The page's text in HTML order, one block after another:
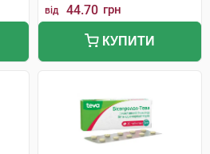
від 44.70 грн
КУПИТИ